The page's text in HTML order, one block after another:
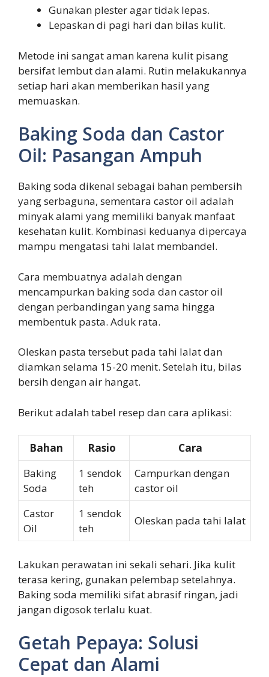
Gunakan plester agar tidak lepas.
Lepaskan di pagi hari dan bilas kulit.
Metode ini sangat aman karena kulit pisang
bersifat lembut dan alami. Rutin melakukannya
setiap hari akan memberikan hasil yang
memuaskan.
Baking Soda dan Castor
Oil: Pasangan Ampuh
Baking soda dikenal sebagai bahan pembersih
yang serbaguna, sementara castor oil adalah
minyak alami yang memiliki banyak manfaat
kesehatan kulit. Kombinasi keduanya dipercaya
mampu mengatasi tahi lalat membandel.
Cara membuatnya adalah dengan
mencampurkan baking soda dan castor oil
dengan perbandingan yang sama hingga
membentuk pasta. Aduk rata.
Oleskan pasta tersebut pada tahi lalat dan
diamkan selama 15-20 menit. Setelah itu, bilas
bersih dengan air hangat.
Berikut adalah tabel resep dan cara aplikasi:
Bahan Rasio
Cara
Baking
Soda
1 sendok
teh
Campurkan dengan
castor oil
Castor
Oil
1 sendok
teh
Oleskan pada tahi lalat
Lakukan perawatan ini sekali sehari. Jika kulit
terasa kering, gunakan pelembap setelahnya.
Baking soda memiliki sifat abrasif ringan, jadi
jangan digosok terlalu kuat.
Getah Pepaya: Solusi
Cepat dan Alami